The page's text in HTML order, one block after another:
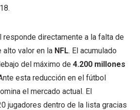
responde directamente a la falta de
alto valor en la NFL. El acumulado
del máximo de 4.200 millones
esta reducción en el fútbol
el mercado actual. El
jugadores dentro de la lista gracias